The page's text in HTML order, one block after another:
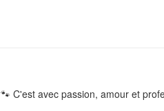
C'est avec passion, amour et